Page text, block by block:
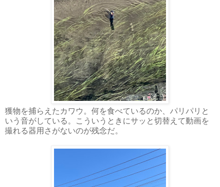
獲物を捕らえたカワウ。何を食べているのか、パリパリと
いう音がしている。こういうときにサッと切替えて動画を
撮れる器用さがないのが残念だ。